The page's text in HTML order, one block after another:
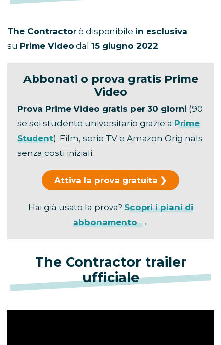
The Contractor è disponibile in esclusiva
su Prime Video dal 15 giugno 2022.
Abbonati o prova gratis Prime
Video
Prova Prime Video gratis per 30 giorni (90
se sei studente universitario grazie a Prime
Student). Film, serie TV e Amazon Originals
senza costi iniziali.
Attiva la prova gratuita
Hai già usato la prova? Scopri i piani di
abbonamento →
The Contractor trailer
ufficiale